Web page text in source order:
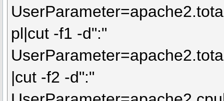
pl|cut -f1 -d":"
|cut -f2 -d":"